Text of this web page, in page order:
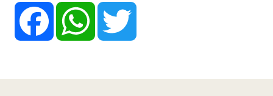
Facebook WhatsApp